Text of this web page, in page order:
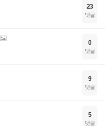
23
댓글
0
댓글
9
댓글
5
댓글